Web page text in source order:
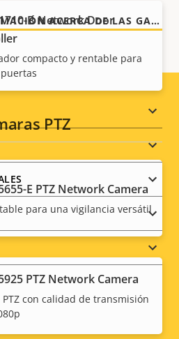
B Network Door
compacto y rentable para
PTZ
E PTZ Network Camera
para una vigilancia versátil
PTZ Network Camera
PTZ con calidad de transmisión
OBTENGA MÁS INFORMACIÓN ACERCA DE LAS GARANTÍAS DE AXIS